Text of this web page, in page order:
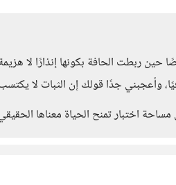
ربطت الحافة بكونها إنذارًا لا
وأعجبني جدًا قولك إن الثبات لا
اختبار تمنح الحياة معناها